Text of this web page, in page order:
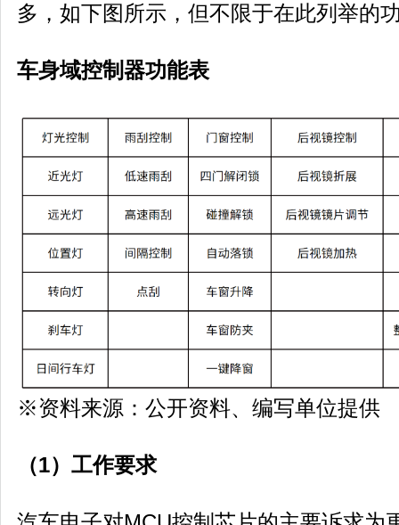
多，如下图所示，但不限于在此列举的
车身域控制器功能表
※资料来源：公开资料、编写单位提供
（1）工作要求